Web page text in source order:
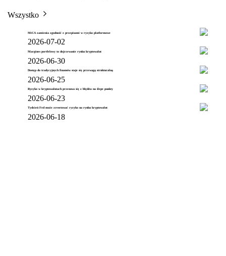
Wszystko
MiCA zamienia zgodność z przepisami w ryzyko platformowe
2026-07-02
Margines portfelowy to dojrzewanie rynku kryptowalut
2026-06-30
Dostęp do tradycyjnych finansów staje się przewagą strukturalną
2026-06-25
Ryzyko w kryptowalutach przesuwa się z błędów na ślepe punkty
2026-06-23
Tydzień Fed może zresetować ryzyko na rynku kryptowalut
2026-06-18